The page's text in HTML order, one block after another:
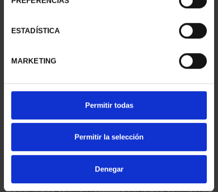
ESTADÍSTICA
MARKETING
Permitir todas
Permitir la selección
Denegar
II - CUENCA
73,00 €
II - SALAMANCA